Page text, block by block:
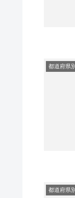
都道府県
都道府県